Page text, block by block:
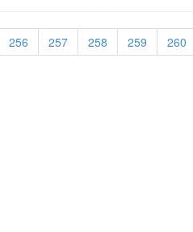
256 257 258 259
260